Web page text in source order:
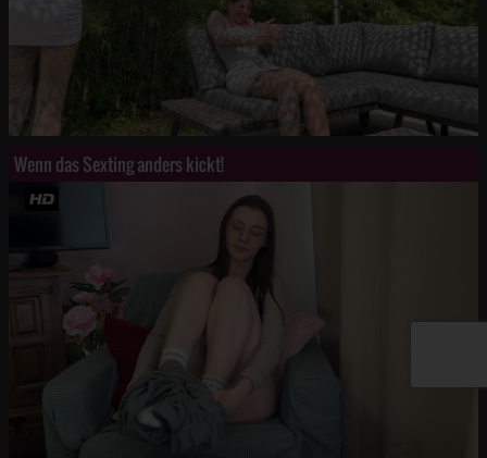
Wenn das Sexting anders kickt!